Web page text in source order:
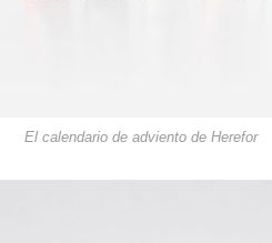
El calendario de adviento de Herefor